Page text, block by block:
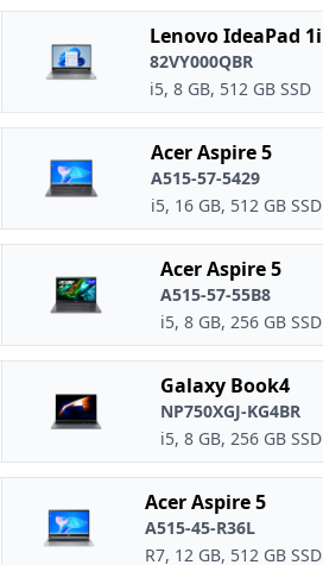
Lenovo IdeaPad 1i
82VY000QBR
i5, 8 GB, 512 GB SSD
Acer Aspire 5
A515-57-5429
i5, 16 GB, 512 GB SSD
Acer Aspire 5
A515-57-55B8
i5, 8 GB, 256 GB SSD
Galaxy Book4
NP750XGJ-KG4BR
i5, 8 GB, 256 GB SSD
Acer Aspire 5
A515-45-R36L
R7, 12 GB, 512 GB SSD